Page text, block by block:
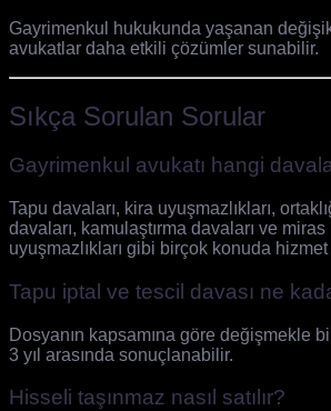
Gayrimenkul hukukunda yaşanan
avukatlar daha etkili çözümler sunabilir.
Sıkça Sorulan Sorular
Gayrimenkul avukatı hangi
Tapu davaları, kira uyuşmazlıkları,
davaları, kamulaştırma davaları ve miras
uyuşmazlıkları gibi birçok konuda hizmet
Tapu iptal ve tescil davası ne
Dosyanın kapsamına göre değişmekle
3 yıl arasında sonuçlanabilir.
Hisseli taşınmaz nasıl satılır?